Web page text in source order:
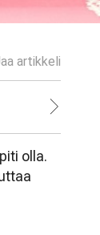
artikkeli
olla.